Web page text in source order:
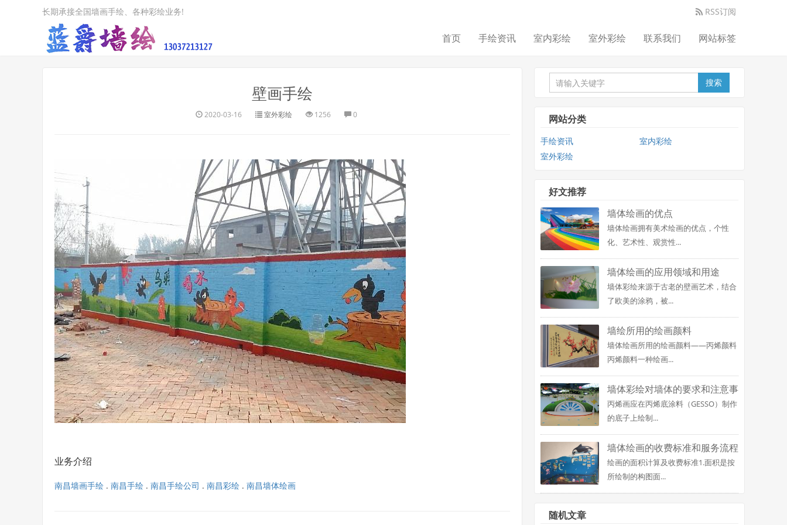
RSS订阅
长期承接全国墙画手绘、各种彩绘业务!
首页 手绘资讯 室内彩绘 室外彩绘 联系我们 网站标签
壁画手绘
2020-03-16 室外彩绘 1256 0
业务介绍
南昌墙画手绘 . 南昌手绘 . 南昌手绘公司 . 南昌彩绘 . 南昌墙体绘画
搜索
网站分类
手绘资讯
室内彩绘
室外彩绘
好文推荐
墙体绘画的优点
墙体绘画拥有美术绘画的优点，个性
化、艺术性、观赏性...
墙体绘画的应用领域和用途
墙体彩绘来源于古老的壁画艺术，结合
了欧美的涂鸦，被...
墙绘所用的绘画颜料
墙体绘画所用的绘画颜料——丙烯颜料
丙烯颜料一种绘画...
墙体彩绘对墙体的要求和注意事
项
丙烯画应在丙烯底涂料（GESSO）制作
的底子上绘制...
墙体绘画的收费标准和服务流程
绘画的面积计算及收费标准1.面积是按
所绘制的构图面...
随机文章